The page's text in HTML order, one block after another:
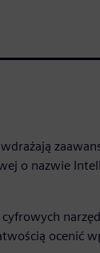
o nazwie
ocenić